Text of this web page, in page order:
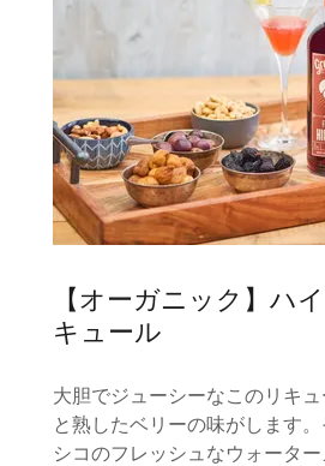
【オーガニック】ハ
キュール
大胆でジューシーなこのリキ
と熟したベリーの味がします
シコのフレッシュなウォータ